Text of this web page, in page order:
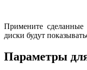
Примените
диски будут
Параметры